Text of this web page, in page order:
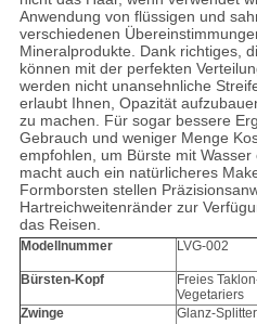
Anwendung von flüssigen und
verschiedenen
Mineralprodukte. Dank richtiges,
können mit der perfekten
werden nicht unansehnliche
erlaubt Ihnen, Opazität
zu machen. Für sogar bessere
Gebrauch und weniger Menge
empfohlen, um Bürste mit
macht auch ein natürlicheres
Formborsten stellen
Hartreichweitenränder zur
das Reisen.
Modellnummer LVG-002
Bürsten-Kopf
Freies
Vegetariers
Zwinge
Glanz-